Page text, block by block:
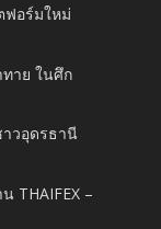
อร์มใหม่
ทาย ในศึก
วอุดรธานี
THAIFEX –